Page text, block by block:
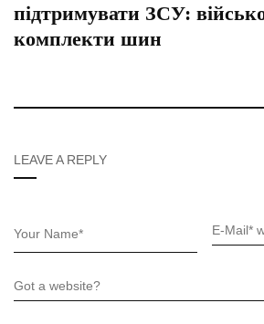
підтримувати ЗСУ:
комплекти шин
LEAVE A REPLY